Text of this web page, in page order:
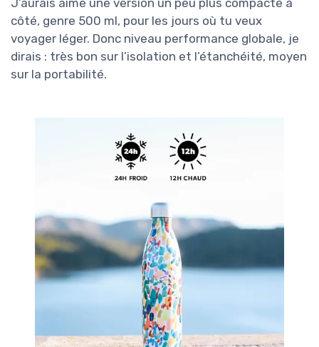
J’aurais aimé une version un peu plus compacte à
côté, genre 500 ml, pour les jours où tu veux
voyager léger. Donc niveau performance globale, je
dirais : très bon sur l’isolation et l’étanchéité, moyen
sur la portabilité.